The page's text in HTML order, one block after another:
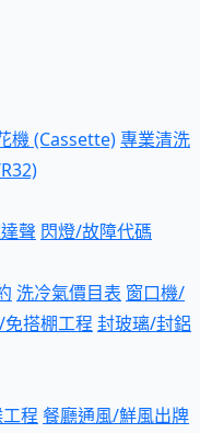
機 (Cassette)專業清洗
聲 閃燈/故障代碼
洗冷氣價目表 窗口機/
搭棚工程 封玻璃/封鋁
程 餐廳通風/鮮風出牌